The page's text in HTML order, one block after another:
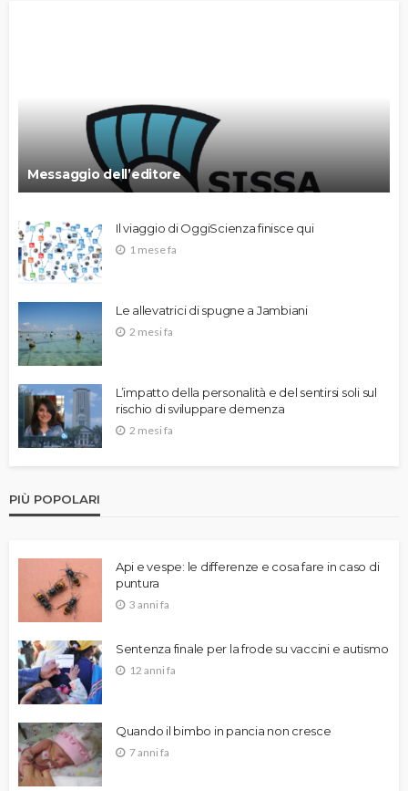
Messaggio dell’editore
Il viaggio di OggiScienza finisce qui
1 mese fa
Le allevatrici di spugne a Jambiani
2 mesi fa
L’impatto della personalità e del sentirsi soli sul
rischio di sviluppare demenza
2 mesi fa
PIÙ POPOLARI
Api e vespe: le differenze e cosa fare in caso di
puntura
3 anni fa
Sentenza finale per la frode su vaccini e autismo
12 anni fa
Quando il bimbo in pancia non cresce
7 anni fa